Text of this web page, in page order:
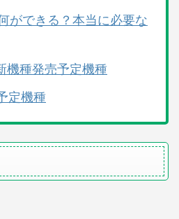
ができる？本当に必要な
機種発売予定機種
定機種